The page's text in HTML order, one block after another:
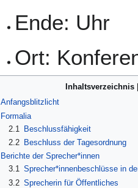
Ende: Uhr
Ort:
Inhaltsverzeichnis
Anfangsblitzlicht
Formalia
2.1
Beschlussfähigkeit
2.2
Beschluss der Tagesordnung
Berichte der Sprecher*innen
3.1 Sprecher*innenbeschlüsse in
3.2 Sprecherin für Öffentliches